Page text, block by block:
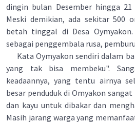
dingin bulan Desember hingga
Meski demikian, ada sekitar 500
betah tinggal di Desa
sebagai penggembala rusa,
Kata Oymyakon sendiri dalam
yang tak bisa membeku".
keadaannya, yang tentu airnya
besar penduduk di Omyakon
dan kayu untuk dibakar dan
Masih jarang warga yang